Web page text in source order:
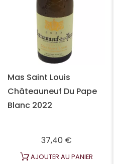
Mas Saint Louis
Châteauneuf Du Pape
Blanc 2022
37,40 €Prix
AJOUTER AU PANIER